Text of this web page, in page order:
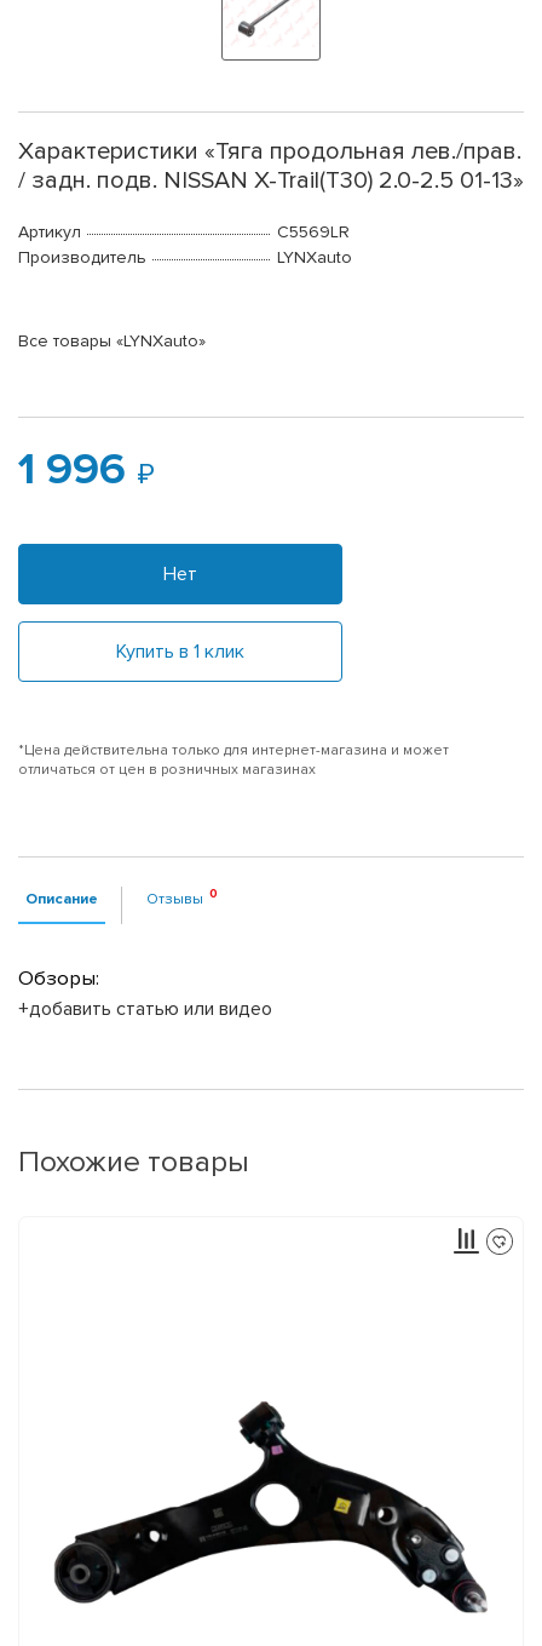
Характеристики «Тяга продольная лев./прав.
/ задн. подв. NISSAN X-Trail(T30) 2.0-2.5 01-13»
Артикул
C5569LR
Производитель
LYNXauto
Все товары «LYNXauto»
1 996
Нет
Купить в 1 клик
*Цена действительна только для интернет-магазина и может
отличаться от цен в розничных магазинах
Описание Отзывы
Обзоры:
+добавить статью или видео
Похожие товары